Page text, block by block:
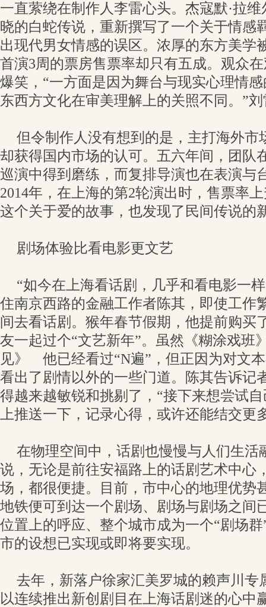
一直萦绕在制作人李雷心头。杰寇默·拉
晓的白蛇传说，重新撰写了一个关于情感
出现代男女情感的误区。浓厚的东方美学
首演3周的票房售票率却只有五成。观众
爆笑，“一方面是因为舞台与现实心理情
东西方文化在审美理解上的关照不同。”
但令制作人没有想到的是，主打海外市
却获得国内市场的认可。五六年间，团队
巡演中得到磨练，而复排导演也在表演与
2014年，在上海的第2轮演出时，售票率
这个关于爱的故事，也发现了民间传说的
剧场体验比看电影更文艺
“如今在上海看话剧，几乎和看电影一
住南京西路的金融工作者陈其，即使工作
间去看话剧。猴年春节假期，他提前购买
友一起过个“文艺新年”。虽然《糊涂戏班
见》 他已经看过“N遍”，但正因为对文
看出了剧情以外的一些门道。陈其告诉记
得越来越敏锐和挑剔了，“接下来想尝试
上推送一下，记录心得，或许还能结交更
在物理空间中，话剧也慢慢与人们生活
说，无论是前往安福路上的话剧艺术中心
场，都很便捷。目前，市中心的地理优势
地铁便可到达一个剧场、剧场与剧场之间
位置上的呼应、整个城市成为一个“剧场
市的设想已实现或即将要实现。
去年，新落户徐家汇美罗城的赖声川
以连续推出新创剧目在上海话剧迷的心